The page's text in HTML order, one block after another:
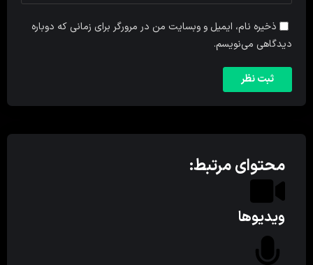
ذخیره نام، ایمیل و وبسایت من در مرورگر برای زمانی که دوباره
دیدگاهی می‌نویسم.
محتوای مرتبط:
ویدیوها